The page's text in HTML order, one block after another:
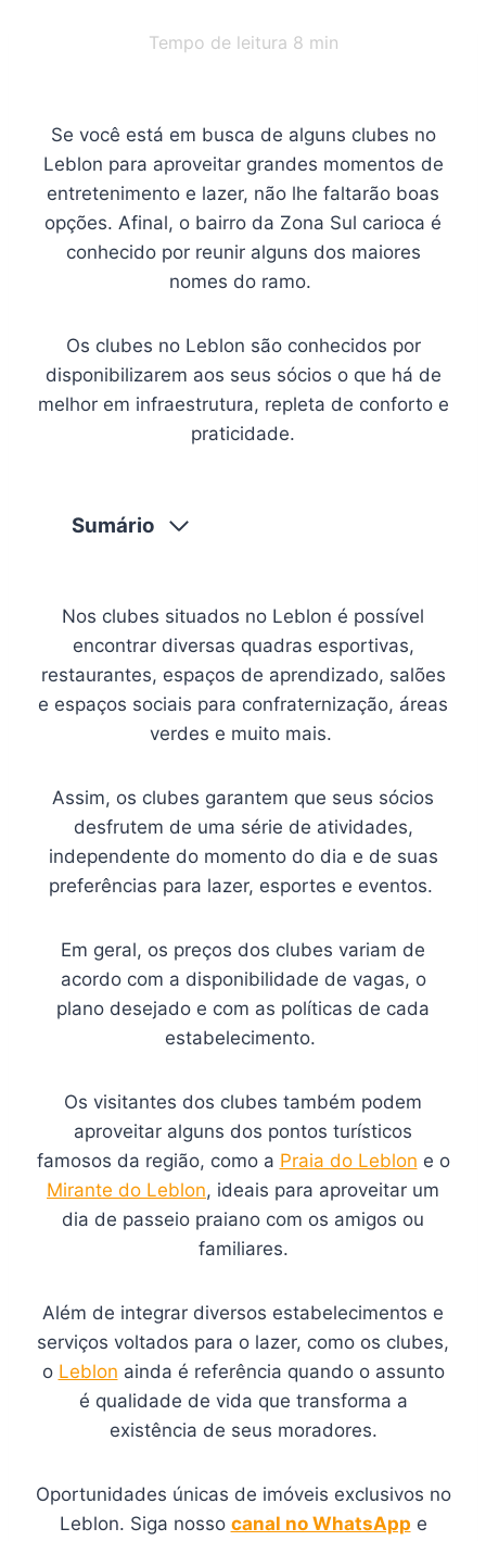
Tempo de leitura 8 min
Se você está em busca de alguns clubes no
Leblon para aproveitar grandes momentos de
entretenimento e lazer, não lhe faltarão boas
opções. Afinal, o bairro da Zona Sul carioca é
conhecido por reunir alguns dos maiores
nomes do ramo.
Os clubes no Leblon são conhecidos por
disponibilizarem aos seus sócios o que há de
melhor em infraestrutura, repleta de conforto e
praticidade.
Sumário
Nos clubes situados no Leblon é possível
encontrar diversas quadras esportivas,
restaurantes, espaços de aprendizado, salões
e espaços sociais para confraternização, áreas
verdes e muito mais.
Assim, os clubes garantem que seus sócios
desfrutem de uma série de atividades,
independente do momento do dia e de suas
preferências para lazer, esportes e eventos.
Em geral, os preços dos clubes variam de
acordo com a disponibilidade de vagas, o
plano desejado e com as políticas de cada
estabelecimento.
Os visitantes dos clubes também podem
aproveitar alguns dos pontos turísticos
famosos da região, como a Praia do Leblon e o
Mirante do Leblon, ideais para aproveitar um
dia de passeio praiano com os amigos ou
familiares.
Além de integrar diversos estabelecimentos e
serviços voltados para o lazer, como os clubes,
o Leblon ainda é referência quando o assunto
é qualidade de vida que transforma a
existência de seus moradores.
Oportunidades únicas de imóveis exclusivos no
Leblon. Siga nosso canal no WhatsApp e